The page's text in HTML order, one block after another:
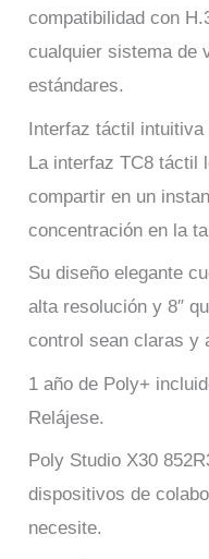
compatibilidad con
cualquier sistema de
estándares.
Interfaz táctil intuitiva
La interfaz TC8 táctil
compartir en un
concentración en la
Su diseño elegante
alta resolución y 8″
control sean claras y
1 año de Poly+
Relájese.
Poly Studio X30
dispositivos de
necesite.